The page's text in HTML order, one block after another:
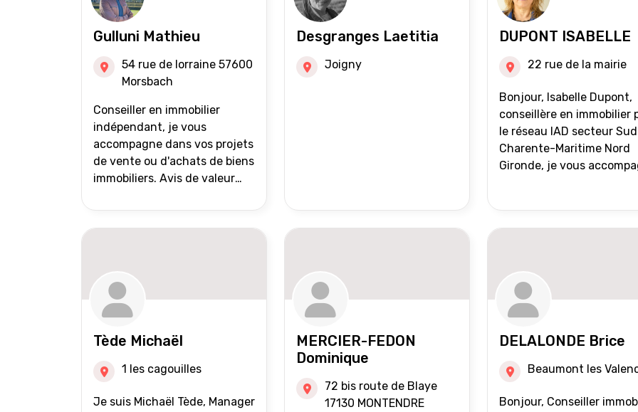
Gulluni Mathieu
54 rue de lorraine 57600
Morsbach
Conseiller en immobilier
indépendant, je vous
accompagne dans vos projets
de vente ou d'achats de biens
immobiliers. Avis de valeur
suivi personnalisés Mise en
avant du bien grâce à des
(niveau national et
international) Validation du
financement des acquéreurs
auprès de partenaires
financiers Portefeuille de
clients acquéreurs travaillé et
Vente en partage grâce au
Desgranges Laetitia
Joigny
DUPONT ISABELLE
22 rue de la mairie
Bonjour, Isabelle Dupont,
conseillère en immobilier
le réseau IAD secteur Sud
Charente-Maritime Nord
Gironde, je vous
Tède Michaël
1 les cagouilles
Je suis Michaël Tède, Manager
MERCIER-FEDON
Dominique
72 bis route de Blaye
17130 MONTENDRE
DELALONDE Brice
Beaumont les
Bonjour, Conseiller immobilier